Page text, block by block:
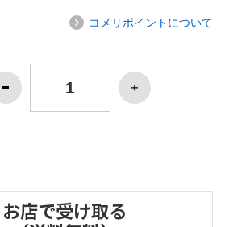
コメリポイントについて
お店で受け取る